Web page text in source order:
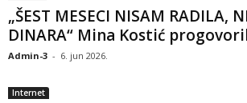
„ŠEST MESECI NISAM RADILA,
DINARA“ Mina Kostić
Admin-3 - 6. jun 2026.
Internet